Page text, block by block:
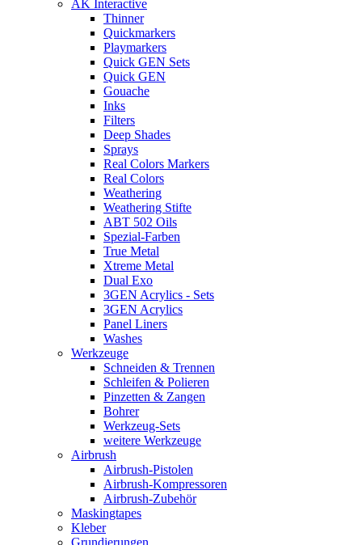
AK Interactive
Thinner
Quickmarkers
Playmarkers
Quick GEN Sets
Quick GEN
Gouache
Inks
Filters
Deep Shades
Sprays
Real Colors Markers
Real Colors
Weathering
Weathering Stifte
ABT 502 Oils
Spezial-Farben
True Metal
Xtreme Metal
Dual Exo
3GEN Acrylics - Sets
3GEN Acrylics
Panel Liners
Washes
Werkzeuge
Schneiden & Trennen
Schleifen & Polieren
Pinzetten & Zangen
Bohrer
Werkzeug-Sets
weitere Werkzeuge
Airbrush
Airbrush-Pistolen
Airbrush-Kompressoren
Airbrush-Zubehör
Maskingtapes
Kleber
Grundierungen